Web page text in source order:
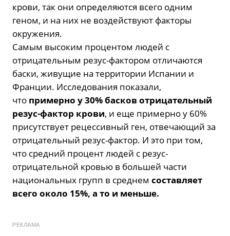
крови, так они определяются всего одним
геном, и на них не воздействуют факторы
окружения.
Самым высоким процентом людей с
отрицательным резус-фактором отличаются
баски, живущие на территории Испании и
Франции. Исследования показали,
что примерно у 30% басков отрицательный
резус-фактор крови, и еще примерно у 60%
присутствует рецессивный ген, отвечающий за
отрицательный резус-фактор. И это при том,
что средний процент людей с резус-
отрицательной кровью в большей части
национальных групп в среднем составляет
всего около 15%, а то и меньше.
РЕКЛАМА